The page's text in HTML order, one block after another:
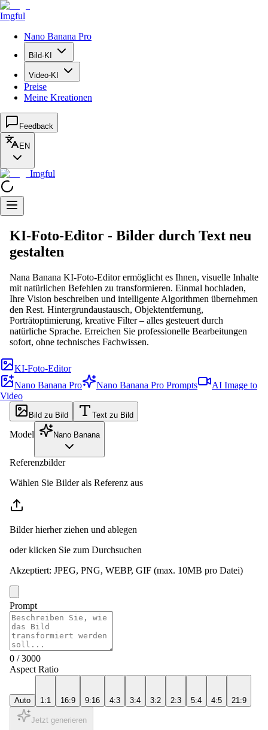
Imgful
Nano Banana Pro
Bild-KI
Video-KI
Preise
Meine Kreationen
Feedback
EN
Imgful
KI-Foto-Editor - Bilder durch Text neu
gestalten
Nana Banana KI-Foto-Editor ermöglicht es Ihnen, visuelle Inhalte
mit natürlichen Befehlen zu transformieren. Einmal hochladen,
Ihre Vision beschreiben und intelligente Algorithmen übernehmen
den Rest. Hintergrundaustausch, Objektentfernung,
Porträtoptimierung, kreative Filter – alles gesteuert durch
natürliche Sprache. Erreichen Sie professionelle Bearbeitungen
sofort, ohne technisches Fachwissen.
KI-Foto-Editor
Nano Banana Pro
Nano Banana Pro Prompts
AI Image to
Video
Bild zu Bild Text zu Bild
Model Nano Banana
Referenzbilder
Wählen Sie Bilder als Referenz aus
Bilder hierher ziehen und ablegen
oder klicken Sie zum Durchsuchen
Akzeptiert: JPEG, PNG, WEBP, GIF (max. 10MB pro Datei)
Prompt
0 /3000
Aspect Ratio
Auto 1:1 16:9 9:16 4:3 3:4 3:2 2:3 5:4 4:5 21:9
Jetzt generieren